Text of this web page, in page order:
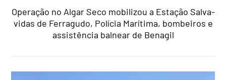
Operação no Algar Seco mobilizou a Estação Salva-
vidas de Ferragudo, Polícia Marítima, bombeiros e
assistência balnear de Benagil